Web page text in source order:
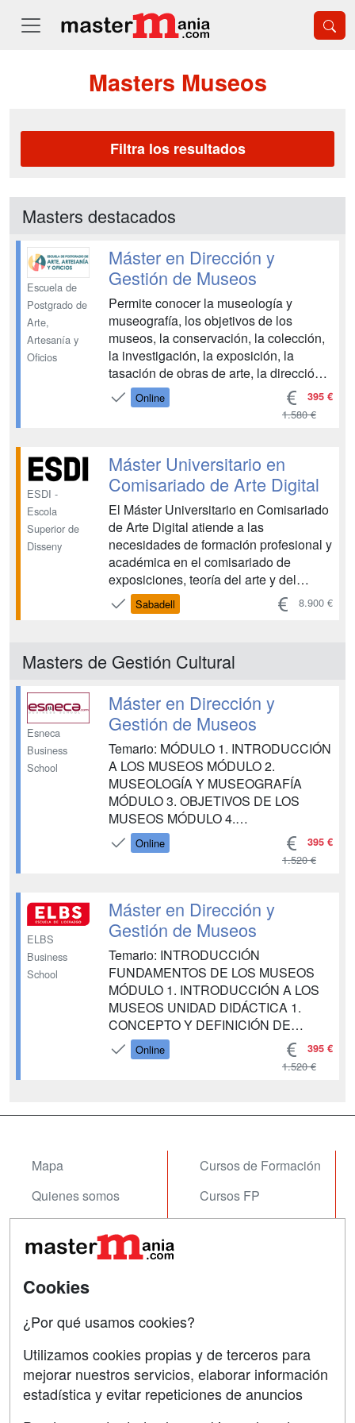
Masters Museos
Filtra los resultados
Masters destacados
Escuela de
Postgrado de
Arte,
Artesanía y
Oficios
Máster en Dirección y
Gestión de Museos
Permite conocer la museología y
museografía, los objetivos de los
museos, la conservación, la colección,
la investigación, la exposición, la
tasación de obras de arte, la dirección
del museo, la organización empresarial,
la gestión de recursos humanos, la
relacionados. Ad...
Online 395 €
1.580 €
ESDI -
Escola
Superior de
Disseny
Máster Universitario en
Comisariado de Arte Digital
El Máster Universitario en Comisariado
de Arte Digital atiende a las
necesidades de formación profesional y
académica en el comisariado de
exposiciones, teoría del arte y del
diseño, la crítica o la gestión cultural,
con la particularidad de estar
digitalización atraviesa todo c...
Sabadell 8.900 €
Masters de Gestión Cultural
Esneca
Business
School
Máster en Dirección y
Gestión de Museos
Temario: MÓDULO 1. INTRODUCCIÓN
A LOS MUSEOS MÓDULO 2.
MUSEOLOGÍA Y MUSEOGRAFÍA
MÓDULO 3. OBJETIVOS DE LOS
MUSEOS MÓDULO 4.
CONSERVACIÓN MÓDULO 5.
COLECCIÓN MÓDULO 6.
EDUCACIÓN MÓDULO 9. TASACIÓN
DE OBRAS DE ARTE MÓDULO 10.
DIRECCIÓN DEL MUSEO MÓDULO
11. ORGANIZACIÓN EMPRESARIAL
MÓDULO 12. GESTIÓN DE R...
Online 395 €
1.520 €
ELBS
Business
School
Máster en Dirección y
Gestión de Museos
Temario: INTRODUCCIÓN
FUNDAMENTOS DE LOS MUSEOS
MÓDULO 1. INTRODUCCIÓN A LOS
MUSEOS UNIDAD DIDÁCTICA 1.
CONCEPTO Y DEFINICIÓN DE
MUSEO UNIDAD DIDÁCTICA 2.
ORIGEN Y EVOLUCIÓN DE LOS
2. MUSEOLOGÍA Y MUSEOGRAFÍA
MUSEOLOGÍA? UNIDAD DIDÁCTICA
2. ¿QUÉ ES LA MUSEOGRAFÍA...
Online 395 €
1.520 €
Mapa
Quienes somos
Acceso Usuarios
Acceso Centros
Cursos de Formación
Cursos FP
Contactar
Confidencialidad
SÍGUENOS EN:
Cookies
¿Por qué usamos cookies?
Utilizamos cookies propias y de terceros para
mejorar nuestros servicios, elaborar información
estadística y evitar repeticiones de anuncios